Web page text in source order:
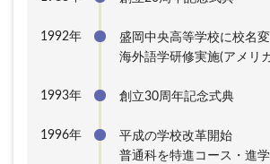
1992年
盛岡中央高等学校に校名
海外語学研修実施(アメリ
1993年 創立30周年記念式典
1996年
平成の学校改革開始
普通科を特進コース・進